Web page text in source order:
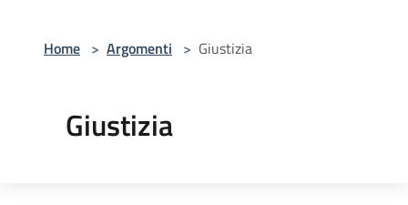
Home > Argomenti > Giustizia
Giustizia